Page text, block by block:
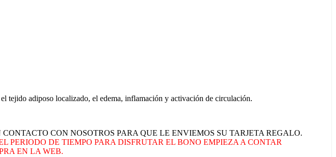
adiposo localizado, el edema, inflamación y activación de circulación.
CON NOSOTROS PARA QUE LE ENVIEMOS SU TARJETA REGALO.
PERIODO DE TIEMPO PARA DISFRUTAR EL BONO EMPIEZA A CONTAR
EN LA WEB.